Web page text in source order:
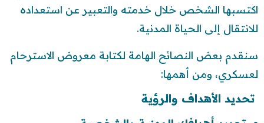
اكتسبها الشخص خلال خدمته والتعبير عن استعداده
للانتقال إلى الحياة المدنية.
سنقدم بعض النصائح الهامة لكتابة معروض الاسترحام
لعسكري، ومن أهمها:
تحديد الأهداف والرؤية